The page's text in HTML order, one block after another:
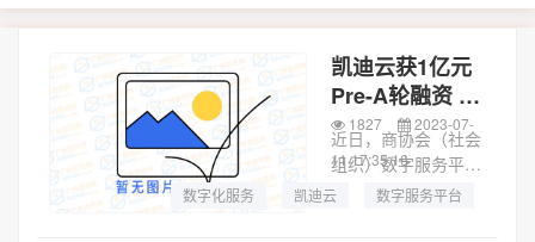
凯迪云获1亿元
Pre-A轮融资 全
面布局全国各地
商协会数字化服
务
近日，商协会（社会
组织）数字服务平台
云商会的创始人、董
1827
2023-07-
11 17:35:16
数字化服务
凯迪云
数字服务平台